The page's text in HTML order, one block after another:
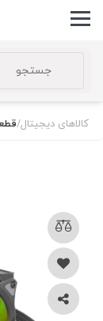
کالاهای دیجیتال/